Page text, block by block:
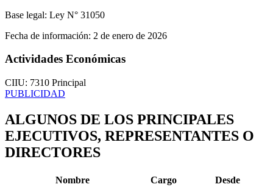
Base legal: Ley N° 31050
Fecha de información: 2 de enero de 2026
Actividades Económicas
CIIU: 7310 Principal
PUBLICIDAD
ALGUNOS DE LOS PRINCIPALES
EJECUTIVOS, REPRESENTANTES O
DIRECTORES
Nombre Cargo
Desde